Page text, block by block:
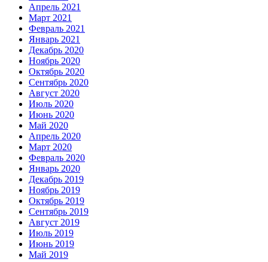
Апрель 2021
Март 2021
Февраль 2021
Январь 2021
Декабрь 2020
Ноябрь 2020
Октябрь 2020
Сентябрь 2020
Август 2020
Июль 2020
Июнь 2020
Май 2020
Апрель 2020
Март 2020
Февраль 2020
Январь 2020
Декабрь 2019
Ноябрь 2019
Октябрь 2019
Сентябрь 2019
Август 2019
Июль 2019
Июнь 2019
Май 2019